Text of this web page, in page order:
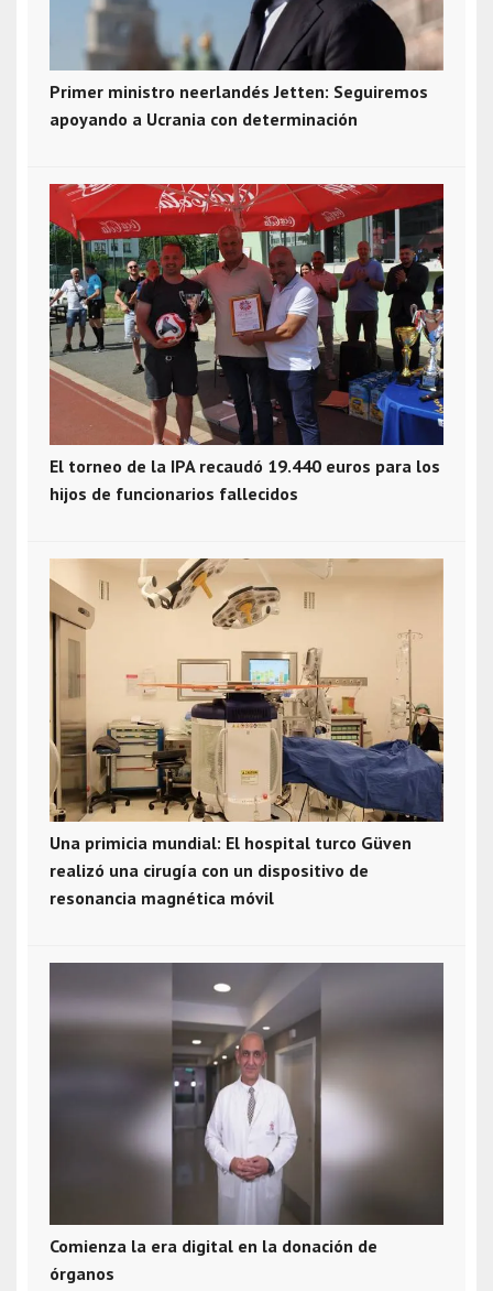
Primer ministro neerlandés Jetten: Seguiremos
apoyando a Ucrania con determinación
El torneo de la IPA recaudó 19.440 euros para los
hijos de funcionarios fallecidos
Una primicia mundial: El hospital turco Güven
realizó una cirugía con un dispositivo de
resonancia magnética móvil
Comienza la era digital en la donación de
órganos